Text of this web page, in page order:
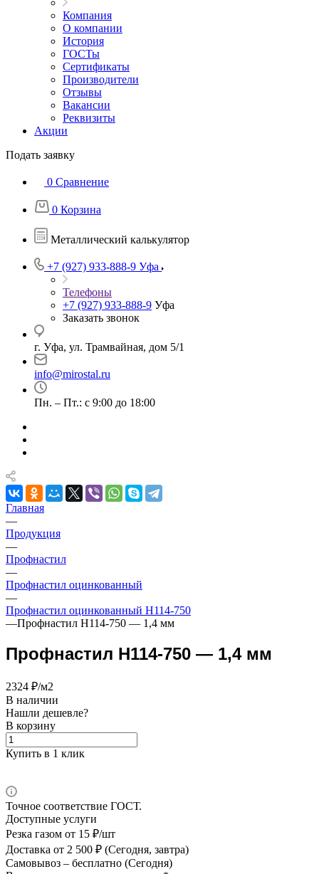
Компания
О компании
История
ГОСТы
Сертификаты
Производители
Отзывы
Вакансии
Реквизиты
Акции
Подать заявку
0 Сравнение
0 Корзина
Металлический калькулятор
+7 (927) 933-888-9 Уфа
Телефоны
+7 (927) 933-888-9 Уфа
Заказать звонок
г. Уфа, ул. Трамвайная, дом 5/1
info@mirostal.ru
Пн. – Пт.: с 9:00 до 18:00
Главная
—
Продукция
—
Профнастил
—
Профнастил оцинкованный
—
Профнастил оцинкованный Н114-750
—Профнастил Н114-750 — 1,4 мм
Профнастил Н114-750 — 1,4 мм
2324 ₽/м2
В наличии
Нашли дешевле?
В корзину
Купить в 1 клик
Точное соответствие ГОСТ.
Доступные услуги
Резка газом от 15 ₽/шт
Доставка от 2 500 ₽ (Сегодня, завтра)
Самовывоз – бесплатно (Сегодня)